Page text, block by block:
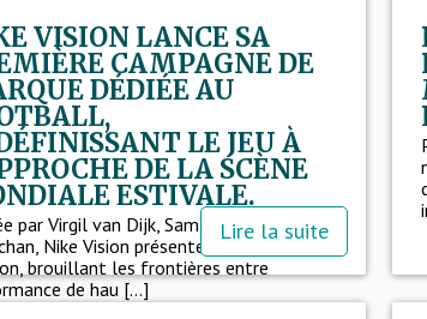
VISION LANCE SA
CAMPAGNE DE
DÉDIÉE AU
LE JEU À
DE LA SCÈNE
ESTIVALE.
par Virgil van Dijk, Sam Kerr et Hwang
Nike Vision présente Zeus Rise et
brouillant les frontières entre
de hau [...]
Lire la suite